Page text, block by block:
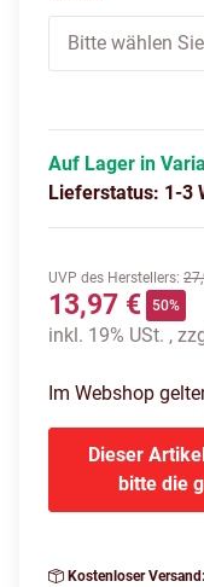
Bitte wählen
Auf Lager in
Lieferstatus: 1-3
UVP des Herstellers:
13,97 € 50%
inkl. 19% USt. ,
Im Webshop
Dieser
bitte die
Kostenloser Versand: